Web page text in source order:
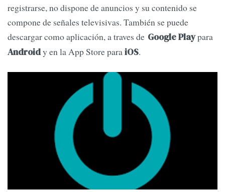
registrarse, no dispone de anuncios y su contenido se
compone de señales televisivas. También se puede
descargar como aplicación, a traves de Google Playpara
Androidy en la App Store paraiOS.